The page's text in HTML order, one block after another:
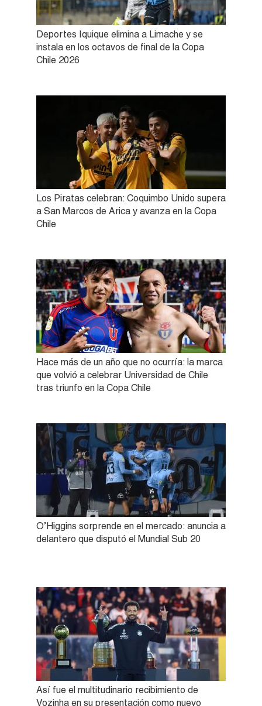
Deportes Iquique elimina a Limache y se
instala en los octavos de final de la Copa
Chile 2026
Los Piratas celebran: Coquimbo Unido supera
a San Marcos de Arica y avanza en la Copa
Chile
Hace más de un año que no ocurría: la marca
que volvió a celebrar Universidad de Chile
tras triunfo en la Copa Chile
O’Higgins sorprende en el mercado: anuncia a
delantero que disputó el Mundial Sub 20
Así fue el multitudinario recibimiento de
Vozinha en su presentación como nuevo